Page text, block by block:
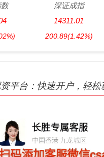
数
深证成指
14311.01
200.89(1.42%)
平台：快速开户，轻